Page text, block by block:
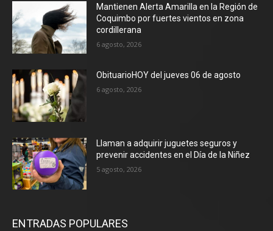
Mantienen Alerta Amarilla en la Región de
Coquimbo por fuertes vientos en zona
cordillerana
6 agosto, 2026
ObituarioHOY del jueves 06 de agosto
6 agosto, 2026
Llaman a adquirir juguetes seguros y
prevenir accidentes en el Día de la Niñez
5 agosto, 2026
ENTRADAS POPULARES